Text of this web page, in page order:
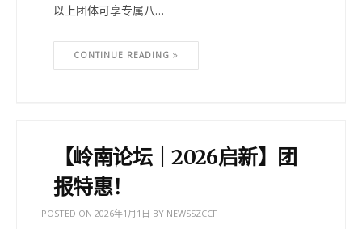
以上团体可享专属八…
CONTINUE READING
【岭南论坛｜2026启新】团
报特惠！
POSTED ON 2026年1月1日 BY NEWSSZCCF